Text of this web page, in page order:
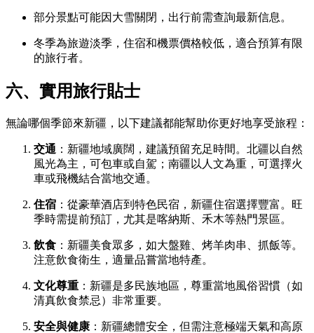
部分景點可能因大雪關閉，出行前需查詢最新信息。
冬季為旅遊淡季，住宿和機票價格較低，適合預算有限
的旅行者。
六、實用旅行貼士
無論哪個季節來新疆，以下建議都能幫助你更好地享受旅程：
交通 ：新疆地域廣闊，建議預留充足時間。北疆以自然
風光為主，可包車或自駕；南疆以人文為重，可選擇火
車或飛機結合當地交通。
住宿 ：從豪華酒店到特色民宿，新疆住宿選擇豐富。旺
季時需提前預訂，尤其是喀納斯、禾木等熱門景區。
飲食 ：新疆美食眾多，如大盤雞、烤羊肉串、抓飯等。
注意飲食衛生，適量品嘗當地特產。
文化尊重 ：新疆是多民族地區，尊重當地風俗習慣（如
清真飲食禁忌）非常重要。
安全與健康 ：新疆總體安全，但需注意極端天氣和高原